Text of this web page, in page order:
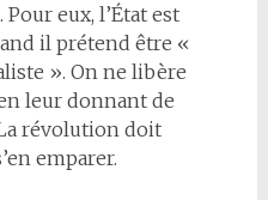
eux, l’État est
il prétend être «
». On ne libère
leur donnant de
révolution doit
emparer.